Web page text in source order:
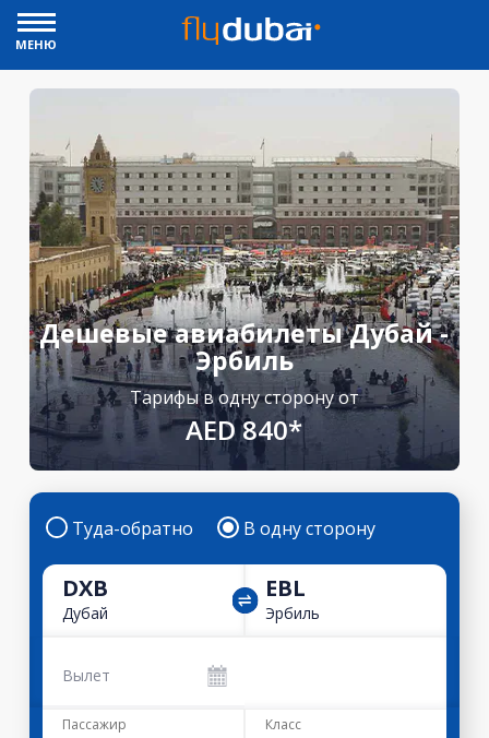
МЕНЮ
Дешевые авиабилеты Дубай -
Эрбиль
Тарифы в одну сторону от
AED 840*
Туда-обратно В одну сторону
DXB
Дубай
EBL
Эрбиль
Вылет
Пассажир Класс